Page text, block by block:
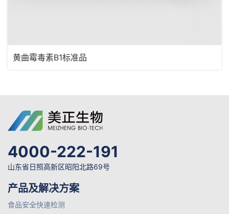
黄曲霉毒素B1标准品
4000-222-191
山东省日照高新区昭阳北路69号
产品及解决方案
食品安全快速检测